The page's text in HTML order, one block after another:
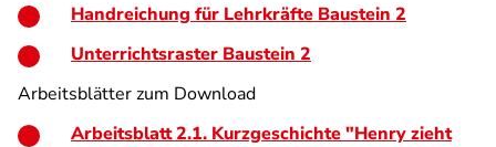
Handreichung für Lehrkräfte Baustein 2
Unterrichtsraster Baustein 2
Arbeitsblätter zum Download
Arbeitsblatt 2.1. Kurzgeschichte "Henry zieht